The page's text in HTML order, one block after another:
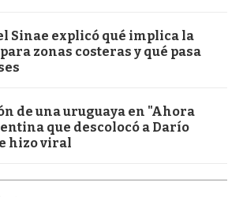
Sinae explicó qué implica la
zonas costeras y qué pasa
de una uruguaya en "Ahora
que descolocó a Darío
hizo viral